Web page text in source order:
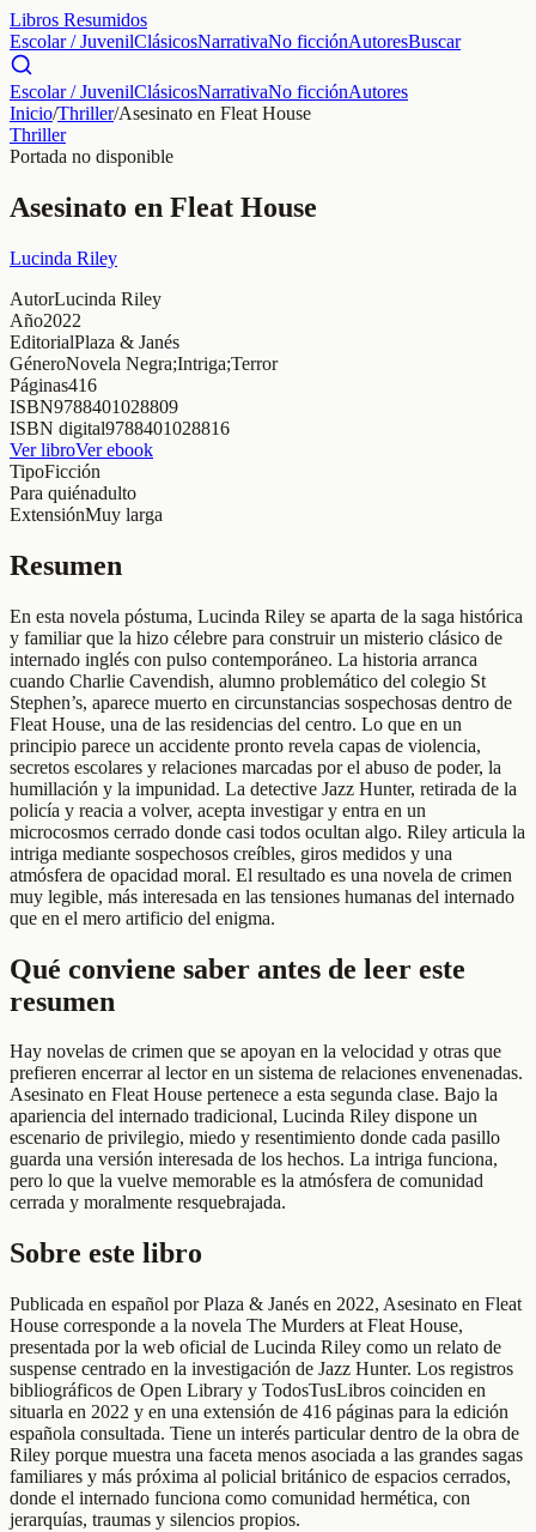
Libros Resumidos
Escolar / JuvenilClásicosNarrativaNo ficciónAutoresBuscar
Escolar / JuvenilClásicosNarrativaNo ficciónAutores
Inicio/Thriller/Asesinato en Fleat House
Thriller
Portada no disponible
Asesinato en Fleat House
Lucinda Riley
AutorLucinda Riley
Año2022
EditorialPlaza & Janés
GéneroNovela Negra;Intriga;Terror
Páginas416
ISBN9788401028809
ISBN digital9788401028816
Ver libroVer ebook
TipoFicción
Para quiénadulto
ExtensiónMuy larga
Resumen
En esta novela póstuma, Lucinda Riley se aparta de la saga histórica
y familiar que la hizo célebre para construir un misterio clásico de
internado inglés con pulso contemporáneo. La historia arranca
cuando Charlie Cavendish, alumno problemático del colegio St
Stephen’s, aparece muerto en circunstancias sospechosas dentro de
Fleat House, una de las residencias del centro. Lo que en un
principio parece un accidente pronto revela capas de violencia,
secretos escolares y relaciones marcadas por el abuso de poder, la
humillación y la impunidad. La detective Jazz Hunter, retirada de la
policía y reacia a volver, acepta investigar y entra en un
microcosmos cerrado donde casi todos ocultan algo. Riley articula la
intriga mediante sospechosos creíbles, giros medidos y una
atmósfera de opacidad moral. El resultado es una novela de crimen
muy legible, más interesada en las tensiones humanas del internado
que en el mero artificio del enigma.
Qué conviene saber antes de leer este
resumen
Hay novelas de crimen que se apoyan en la velocidad y otras que
prefieren encerrar al lector en un sistema de relaciones envenenadas.
Asesinato en Fleat House pertenece a esta segunda clase. Bajo la
apariencia del internado tradicional, Lucinda Riley dispone un
escenario de privilegio, miedo y resentimiento donde cada pasillo
guarda una versión interesada de los hechos. La intriga funciona,
pero lo que la vuelve memorable es la atmósfera de comunidad
cerrada y moralmente resquebrajada.
Sobre este libro
Publicada en español por Plaza & Janés en 2022, Asesinato en Fleat
House corresponde a la novela The Murders at Fleat House,
presentada por la web oficial de Lucinda Riley como un relato de
suspense centrado en la investigación de Jazz Hunter. Los registros
bibliográficos de Open Library y TodosTusLibros coinciden en
situarla en 2022 y en una extensión de 416 páginas para la edición
española consultada. Tiene un interés particular dentro de la obra de
Riley porque muestra una faceta menos asociada a las grandes sagas
familiares y más próxima al policial británico de espacios cerrados,
donde el internado funciona como comunidad hermética, con
jerarquías, traumas y silencios propios.